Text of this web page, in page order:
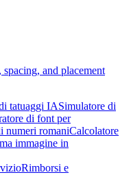
and placement
tatuaggi IASimulatore di
di font per
numeri romaniCalcolatore
immagine in
Rimborsi e